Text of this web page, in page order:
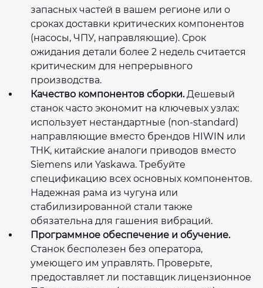
запасных частей в вашем регионе или о
сроках доставки критических компонентов
(насосы, ЧПУ, направляющие). Срок
ожидания детали более 2 недель считается
критическим для непрерывного
производства.
Качество компонентов сборки.Дешевый
станок часто экономит на ключевых узлах:
использует нестандартные (non-standard)
направляющие вместо брендов HIWIN или
THK, китайские аналоги приводов вместо
Siemens или Yaskawa. Требуйте
спецификацию всех основных компонентов.
Надежная рама из чугуна или
стабилизированной стали также
обязательна для гашения вибраций.
Программное обеспечение и обучение.
Станок бесполезен без оператора,
умеющего им управлять. Проверьте,
предоставляет ли поставщик лицензионное